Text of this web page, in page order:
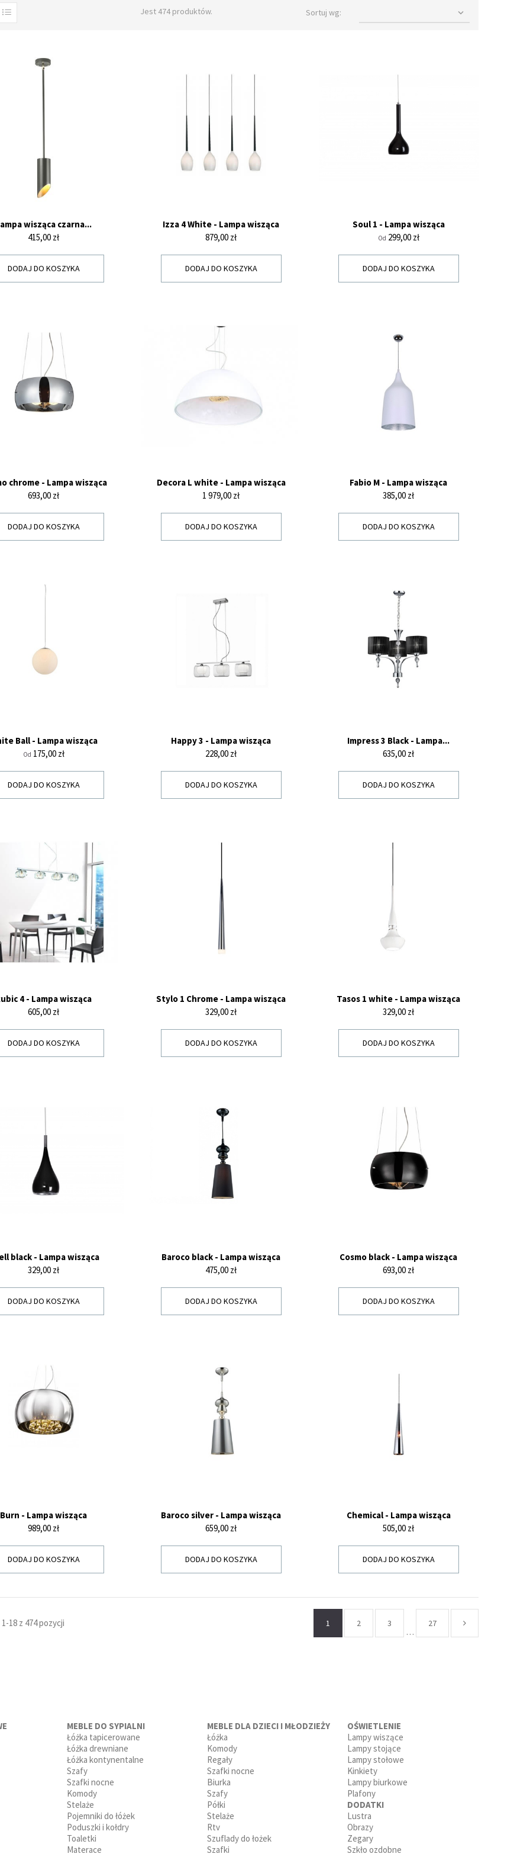
Jest 474 produktów. Sortuj wg: 
wisząca czarna...
Cena
415,00 zł
DODAJ DO KOSZYKA
Izza 4 White - Lampa wisząca
Cena
879,00 zł
DODAJ DO KOSZYKA
Soul 1 - Lampa wisząca
Od Cena
299,00 zł
DODAJ DO KOSZYKA
chrome - Lampa wisząca
Cena
693,00 zł
DODAJ DO KOSZYKA
Decora L white - Lampa wisząca
Cena
1 979,00 zł
DODAJ DO KOSZYKA
Fabio M - Lampa wisząca
Cena
385,00 zł
DODAJ DO KOSZYKA
Ball - Lampa wisząca
Od Cena
175,00 zł
DODAJ DO KOSZYKA
Happy 3 - Lampa wisząca
Cena
228,00 zł
DODAJ DO KOSZYKA
Impress 3 Black - Lampa...
Cena
635,00 zł
DODAJ DO KOSZYKA
4 - Lampa wisząca
Cena
605,00 zł
DODAJ DO KOSZYKA
Stylo 1 Chrome - Lampa wisząca
Cena
329,00 zł
DODAJ DO KOSZYKA
Tasos 1 white - Lampa wisząca
Cena
329,00 zł
DODAJ DO KOSZYKA
black - Lampa wisząca
Cena
329,00 zł
DODAJ DO KOSZYKA
Baroco black - Lampa wisząca
Cena
475,00 zł
DODAJ DO KOSZYKA
Cosmo black - Lampa wisząca
Cena
693,00 zł
DODAJ DO KOSZYKA
Burn - Lampa wisząca
Cena
989,00 zł
DODAJ DO KOSZYKA
Baroco silver - Lampa wisząca
Cena
659,00 zł
DODAJ DO KOSZYKA
Chemical - Lampa wisząca
Cena
505,00 zł
DODAJ DO KOSZYKA
18 z 474 pozycji 1 2 3
…
27
MEBLE DO SYPIALNI
Łóżka tapicerowane
Łóżka drewniane
Łóżka kontynentalne
Szafy
Szafki nocne
Komody
Stelaże
Pojemniki do łóżek
Poduszki i kołdry
Toaletki
Materace
MEBLE DLA DZIECI I MŁODZIEŻY
Łóżka
Komody
Regały
Szafki nocne
Biurka
Szafy
Półki
Stelaże
Rtv
Szuflady do łożek
Szafki
OŚWIETLENIE
Lampy wiszące
Lampy stojące
Lampy stołowe
Kinkiety
Lampy biurkowe
Plafony
DODATKI
Lustra
Obrazy
Zegary
Szkło ozdobne